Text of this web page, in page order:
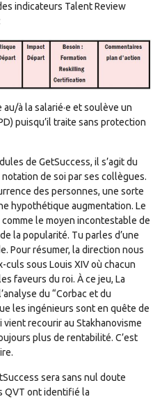
indicateurs Talent Review
à la salarié·e et soulève un
puisqu’il traite sans protection
de GetSuccess, il s’agit du
de soi par ses collègues.
des personnes, une sorte
hypothétique augmentation. Le
le moyen incontestable de
la popularité. Tu parles d’une
Pour résumer, la direction nous
sous Louis XIV où chacun
faveurs du roi. À ce jeu, La
du “Corbac et du
les ingénieurs sont en quête de
recourir au Stakhanovisme
plus de rentabilité. C’est
sera sans nul doute
QVT ont identifié la